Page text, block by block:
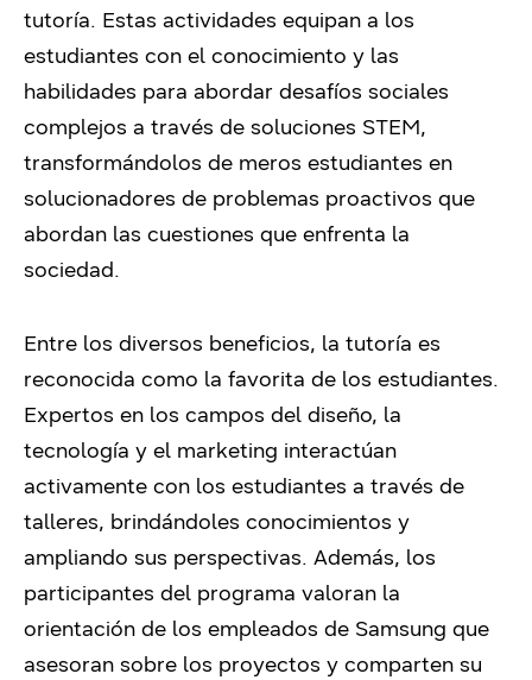
tutoría. Estas actividades equipan a los
estudiantes con el conocimiento y las
habilidades para abordar desafíos sociales
complejos a través de soluciones STEM,
transformándolos de meros estudiantes en
solucionadores de problemas proactivos que
abordan las cuestiones que enfrenta la
sociedad.
Entre los diversos beneficios, la tutoría es
reconocida como la favorita de los estudiantes.
Expertos en los campos del diseño, la
tecnología y el marketing interactúan
activamente con los estudiantes a través de
talleres, brindándoles conocimientos y
ampliando sus perspectivas. Además, los
participantes del programa valoran la
orientación de los empleados de Samsung que
asesoran sobre los proyectos y comparten su